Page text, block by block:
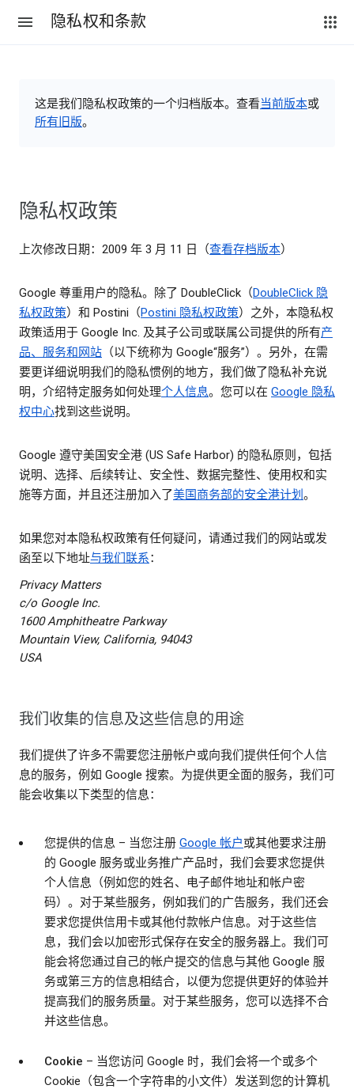
隐私权和条款
这是我们隐私权政策的一个归档版本。查看当前版本或
所有旧版。
隐私权政策
上次修改日期：2009 年 3 月 11 日（查看存档版本）
Google 尊重用户的隐私。除了 DoubleClick（DoubleClick 隐
私权政策）和 Postini（Postini 隐私权政策）之外，本隐私权
政策适用于 Google Inc. 及其子公司或联属公司提供的所有产
品、服务和网站 （以下统称为 Google“服务”）。另外，在需
要更详细说明我们的隐私惯例的地方，我们做了隐私补充说
明，介绍特定服务如何处理个人信息。您可以在 Google 隐私
权中心找到这些说明。
Google 遵守美国安全港 (US Safe Harbor) 的隐私原则，包括
说明、选择、后续转让、安全性、数据完整性、使用权和实
施等方面，并且还注册加入了美国商务部的安全港计划 。
如果您对本隐私权政策有任何疑问，请通过我们的网站或发
函至以下地址与我们联系：
Privacy Matters
c/o Google Inc.
1600 Amphitheatre Parkway
Mountain View, California, 94043
USA
我们收集的信息及这些信息的用途
我们提供了许多不需要您注册帐户或向我们提供任何个人信
息的服务，例如 Google 搜索。为提供更全面的服务，我们可
能会收集以下类型的信息：
您提供的信息 – 当您注册 Google 帐户或其他要求注册
的 Google 服务或业务推广产品时，我们会要求您提供
个人信息（例如您的姓名、电子邮件地址和帐户密
码）。对于某些服务，例如我们的广告服务，我们还会
要求您提供信用卡或其他付款帐户信息。对于这些信
息，我们会以加密形式保存在安全的服务器上。我们可
能会将您通过自己的帐户提交的信息与其他 Google 服
务或第三方的信息相结合，以便为您提供更好的体验并
提高我们的服务质量。对于某些服务，您可以选择不合
并这些信息。
Cookie – 当您访问 Google 时，我们会将一个或多个
Cookie（包含一个字符串的小文件）发送到您的计算机